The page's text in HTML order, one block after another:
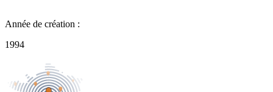
Année de création :
1994